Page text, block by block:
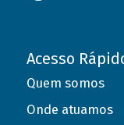
Acesso
Quem somos
Onde atuamos